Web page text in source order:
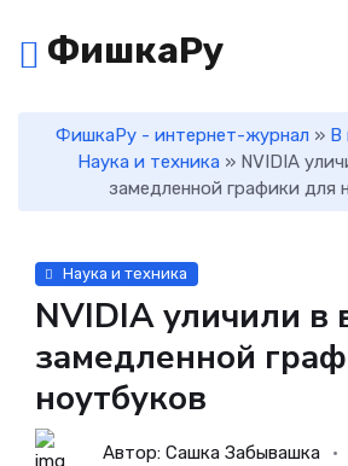
ФишкаРу
ФишкаРу - интернет-журнал » В
Наука и техника » NVIDIA
замедленной графики для
Наука и техника
NVIDIA уличили в
замедленной
ноутбуков
Автор: Сашка Забывашка